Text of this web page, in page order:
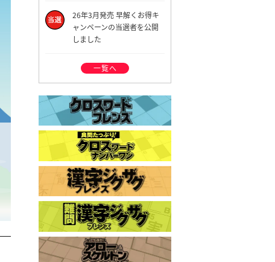
26年3月発売 早解くお得キ
ャンペーンの当選者を公開
しました
一覧へ